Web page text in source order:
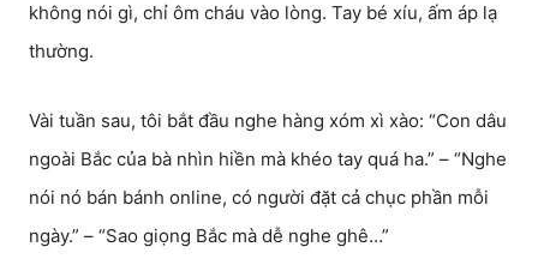
không nói gì, chỉ ôm cháu vào lòng. Tay bé xíu, ấm áp lạ
thường.
Vài tuần sau, tôi bắt đầu nghe hàng xóm xì xào: “Con dâu
ngoài Bắc của bà nhìn hiền mà khéo tay quá ha.” – “Nghe
nói nó bán bánh online, có người đặt cả chục phần mỗi
ngày.” – “Sao giọng Bắc mà dễ nghe ghê…”